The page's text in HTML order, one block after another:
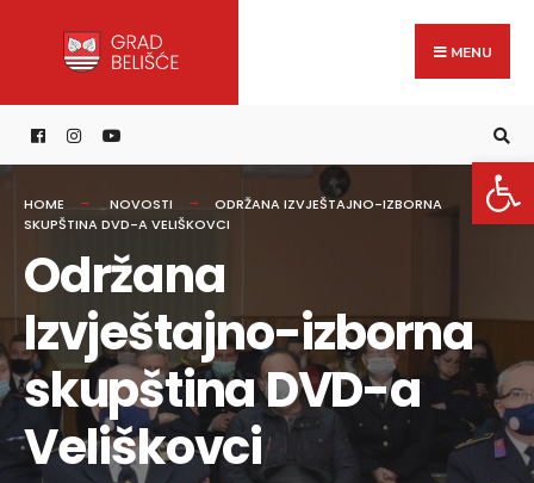
content
MENU
HOME NOVOSTI
ODRŽANA IZVJEŠTAJNO-IZBORNA
SKUPŠTINA DVD-A VELIŠKOVCI
Održana
Izvještajno-izborna
skupština DVD-a
Veliškovci
for: